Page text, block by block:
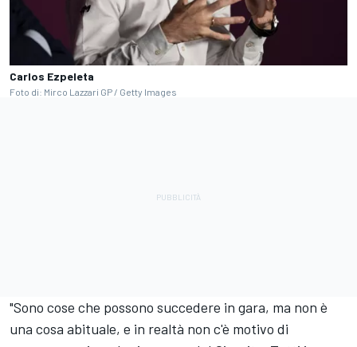
Carlos Ezpeleta
Foto di: Mirco Lazzari GP / Getty Images
"Sono cose che possono succedere in gara, ma non è
una cosa abituale, e in realtà non c'è motivo di